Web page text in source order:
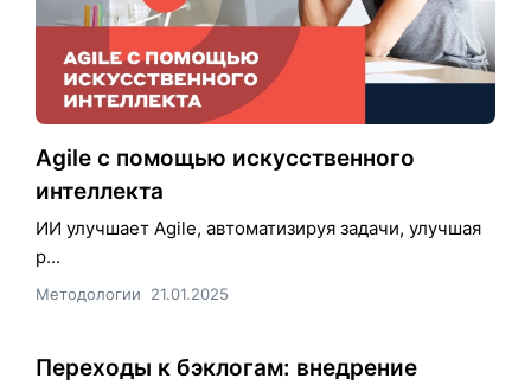
Agile с помощью искусственного
интеллекта
ИИ улучшает Agile, автоматизируя задачи, улучшая
р...
Методологии 21.01.2025
Переходы к бэклогам: внедрение